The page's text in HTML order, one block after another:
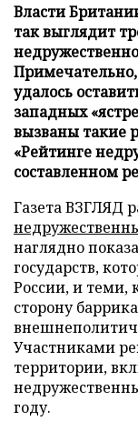
Власти
так выглядит
удалось
западных
вызваны такие
«Рейтинге
составленном
Газета ВЗГЛЯД
наглядно
государств,
России, и теми,
сторону
Участниками
территории,
году.